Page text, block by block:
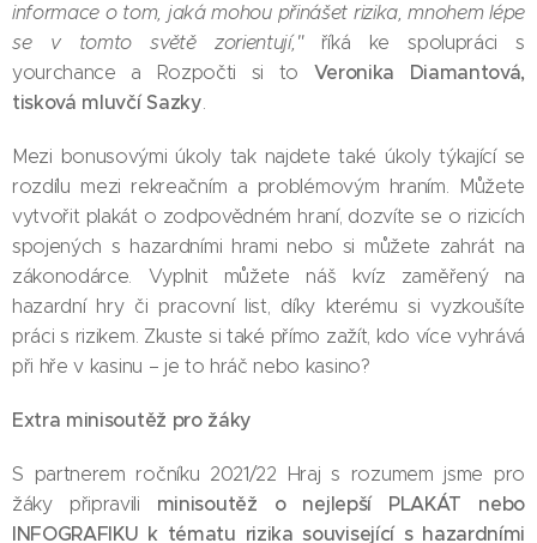
informace o tom, jaká mohou přinášet rizika, mnohem lépe
se v tomto světě zorientují," říká ke spolupráci s
yourchance a Rozpočti si to Veronika Diamantová,
tisková mluvčí Sazky.
Mezi bonusovými úkoly tak najdete také úkoly týkající se
rozdílu mezi rekreačním a problémovým hraním. Můžete
vytvořit plakát o zodpovědném hraní, dozvíte se o rizicích
spojených s hazardními hrami nebo si můžete zahrát na
zákonodárce. Vyplnit můžete náš kvíz zaměřený na
hazardní hry či pracovní list, díky kterému si vyzkoušíte
práci s rizikem. Zkuste si také přímo zažít, kdo více vyhrává
při hře v kasinu – je to hráč nebo kasino?
Extra minisoutěž pro žáky
S partnerem ročníku 2021/22 Hraj s rozumem jsme pro
žáky připravili minisoutěž o nejlepší PLAKÁT nebo
INFOGRAFIKU k tématu rizika související s hazardními